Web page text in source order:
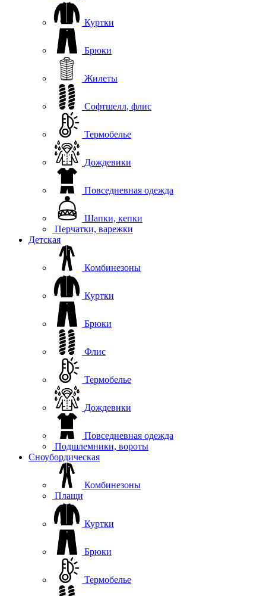
Куртки
Брюки
Жилеты
Софтшелл, флис
Термобелье
Дождевики
Повседневная одежда
Шапки, кепки
Перчатки, варежки
Детская
Комбинезоны
Куртки
Брюки
Флис
Термобелье
Дождевики
Повседневная одежда
Подшлемники, вороты
Сноубордическая
Комбинезоны
Плащи
Куртки
Брюки
Термобелье